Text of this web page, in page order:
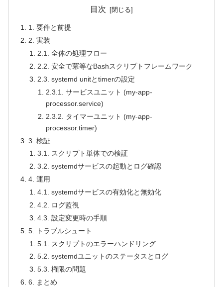
目次
1. 要件と前提
2. 実装
2.1. 全体の処理フロー
2.2. 安全で冪等なBashスクリプトフレームワーク
2.3. systemd unitとtimerの設定
2.3.1. サービスユニット (my-app-
processor.service)
2.3.2. タイマーユニット (my-app-
processor.timer)
3. 検証
3.1. スクリプト単体での検証
3.2. systemdサービスの起動とログ確認
4. 運用
4.1. systemdサービスの有効化と無効化
4.2. ログ監視
4.3. 設定変更時の手順
5. トラブルシュート
5.1. スクリプトのエラーハンドリング
5.2. systemdユニットのステータスとログ
5.3. 権限の問題
6. まとめ